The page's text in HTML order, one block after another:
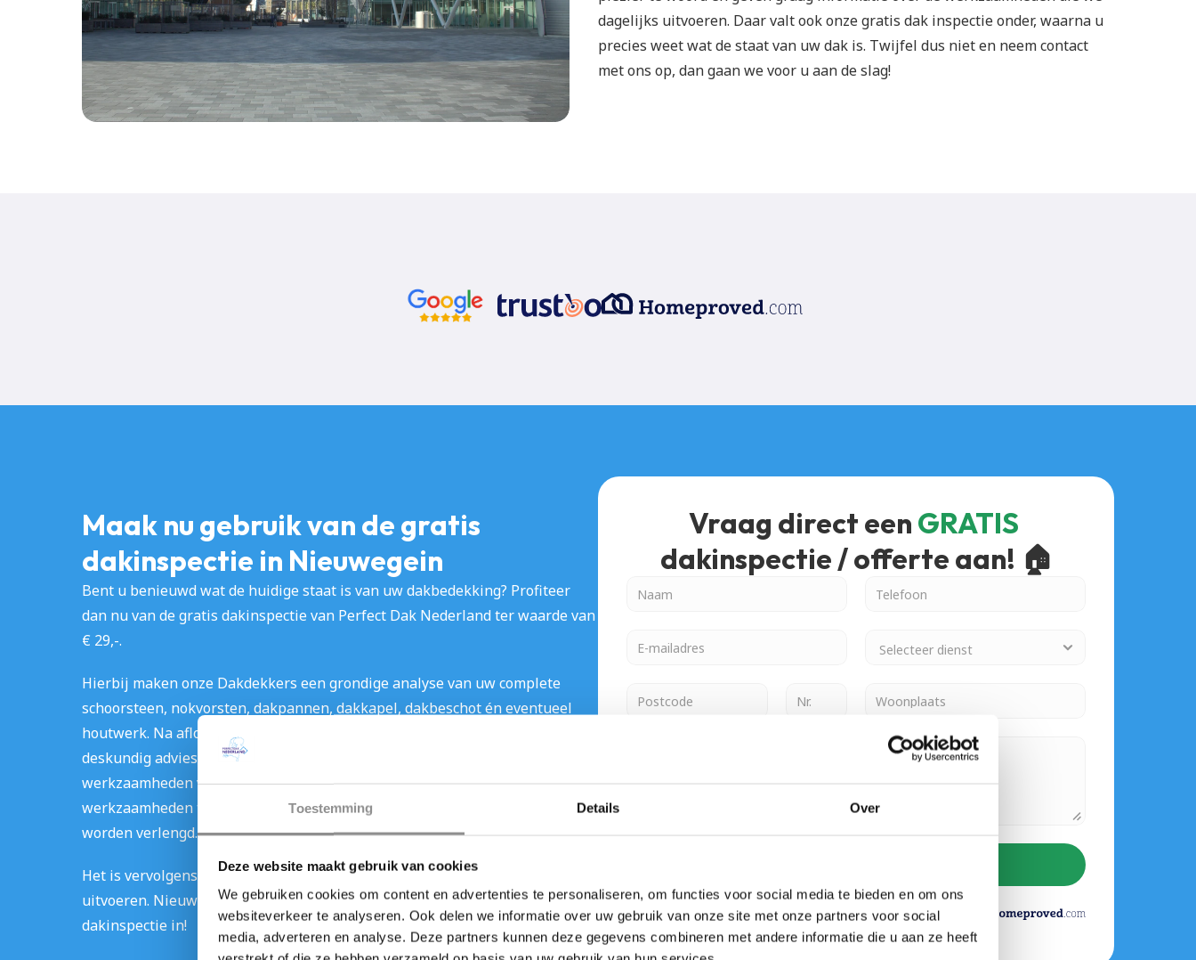
Toestemming Details Over
Deze website maakt gebruik van cookies
We gebruiken cookies om content en advertenties te personaliseren, om functies voor social media te bieden en om ons
websiteverkeer te analyseren. Ook delen we informatie over uw gebruik van onze site met onze partners voor social
media, adverteren en analyse. Deze partners kunnen deze gegevens combineren met andere informatie die u aan ze heeft
dagelijks uitvoeren. Daar valt ook onze gratis dak inspectie onder, waarna u
precies weet wat de staat van uw dak is. Twijfel dus niet en neem contact
met ons op, dan gaan we voor u aan de slag!
Maak nu gebruik van de gratis
dakinspectie in Nieuwegein
Bent u benieuwd wat de huidige staat is van uw dakbedekking? Profiteer
dan nu van de gratis dakinspectie van Perfect Dak Nederland ter waarde van
€ 29,-.
Hierbij maken onze Dakdekkers een grondige analyse van uw complete
schoorsteen, nokvorsten, dakpannen, dakkapel, dakbeschot én eventueel
houtwerk. Na afloop van dit onderzoek ontvangt u volledig vrijblijvend een
deskundig advies. In dit advies vindt u overzichtelijk terug welke
werkzaamheden volgens onze professionals noodzakelijk zijn. Door deze
werkzaamheden te laten uitvoeren zal de levensduur van uw dak snel
worden verlengd.
Het is vervolgens uw eigen keuze of u deze werkzaamheden wilt laten
uitvoeren. Nieuwsgierig hoe uw dak ervoor staat? Plan een gratis
dakinspectie in!
Vraag direct een
dakinspectie / offerte aan! 🏠